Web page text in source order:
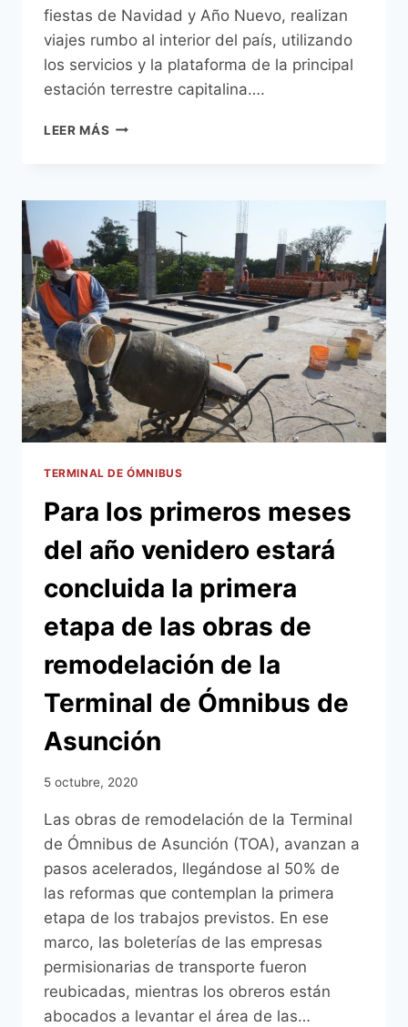
fiestas de Navidad y Año Nuevo, realizan
viajes rumbo al interior del país, utilizando
los servicios y la plataforma de la principal
estación terrestre capitalina….
LEER MÁS TERMINAL
ASUNCIÓN
(TOA)
RECIBE
GRAN
FLUJO
DE
PASAJEROS
POR
FIESTAS
DE
NAVIDAD
Y
AÑO
BAJO
MEDIDAS
DE
SEGURIDAD
TERMINAL DE ÓMNIBUS
Para los primeros meses
del año venidero estará
concluida la primera
etapa de las obras de
remodelación de la
Terminal de Ómnibus de
Asunción
5 octubre, 2020
Las obras de remodelación de la Terminal
de Ómnibus de Asunción (TOA), avanzan a
pasos acelerados, llegándose al 50% de
las reformas que contemplan la primera
etapa de los trabajos previstos. En ese
marco, las boleterías de las empresas
permisionarias de transporte fueron
reubicadas, mientras los obreros están
abocados a levantar el área de las…